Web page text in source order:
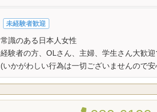
未経験者歓迎
常識のある日本人女性
経験者の方、OLさん、主婦、学生さん大歓迎
(いかがわしい行為は一切ございませんので